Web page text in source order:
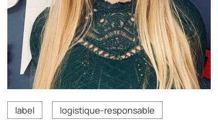
Marine Dufrenne est responsable QSE chez RDV
Transports.
label logistique-responsable